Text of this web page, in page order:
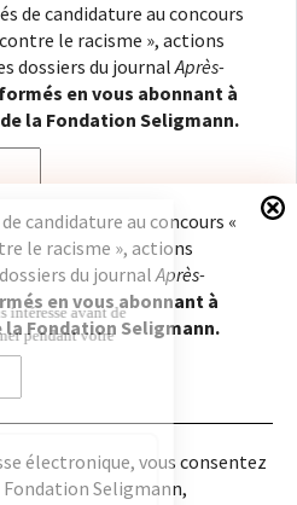
de candidature au concours
le racisme », actions
dossiers du journalAprès-
en vous abonnant à
la Fondation Seligmann.
électronique, vous
de la Fondation
à notrepolitique de
possible de vous
|Mentions légales|Crédits
candidature au concours «
le racisme », actions
du journalAprès-
en vous abonnant à
Fondation Seligmann.
électronique, vous consentez
Seligmann,